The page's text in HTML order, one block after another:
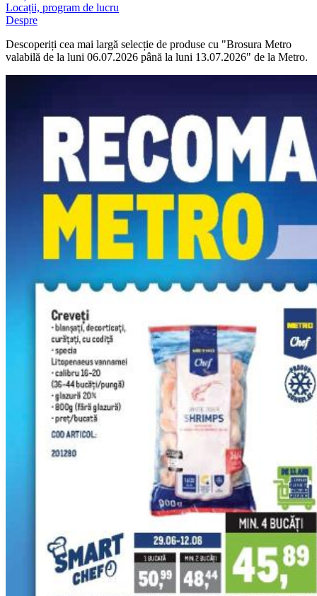
Locații, program de lucru
Despre
Descoperiți cea mai largă selecție de produse cu "Brosura Metro
valabilă de la luni 06.07.2026 până la luni 13.07.2026" de la Metro.